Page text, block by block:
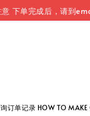
完成后，请到
订单记录 HOW TO MAKE